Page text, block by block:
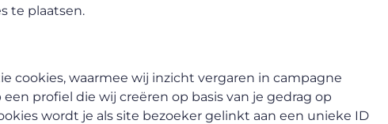
te plaatsen.
cookies, waarmee wij inzicht vergaren in campagne
profiel die wij creëren op basis van je gedrag op
wordt je als site bezoeker gelinkt aan een unieke ID